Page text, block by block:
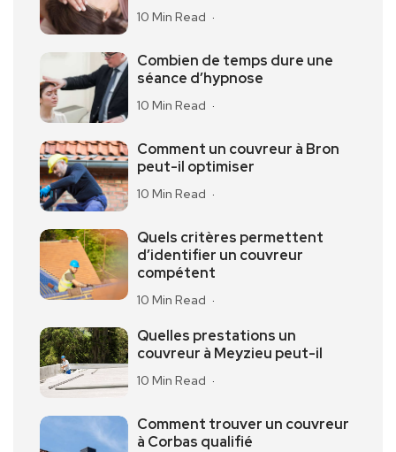
10 Min Read
Combien de temps dure une
séance d’hypnose
10 Min Read
Comment un couvreur à Bron
peut-il optimiser
10 Min Read
Quels critères permettent
d’identifier un couvreur
compétent
10 Min Read
Quelles prestations un
couvreur à Meyzieu peut-il
10 Min Read
Comment trouver un couvreur
à Corbas qualifié